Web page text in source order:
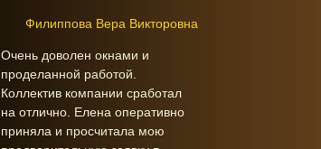
Филиппова Вера Викторовна
Очень доволен окнами и
проделанной работой.
Коллектив компании сработал
на отлично. Елена оперативно
приняла и просчитала мою